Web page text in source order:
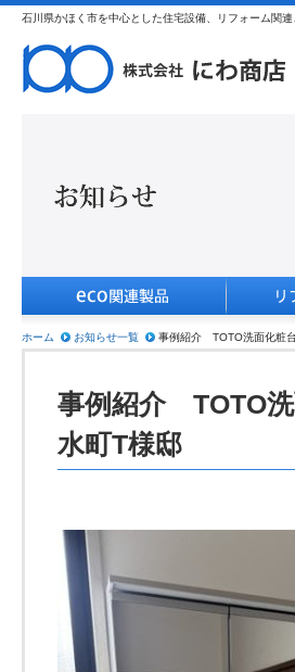
石川県かほく市を中心とした住宅設備、リフォーム関
ホーム お知らせ一覧 事例紹介 TOTO洗面化粧
事例紹介 TOTO
水町T様邸